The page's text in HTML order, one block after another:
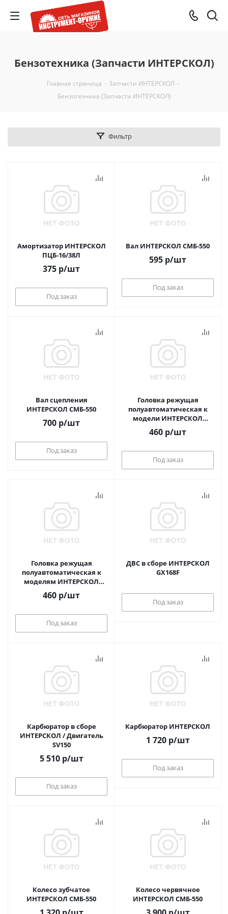
Бензотехника (Запчасти ИНТЕРСКОЛ)
Главная страница - Запчасти ИНТЕРСКОЛ -
Бензотехника (Запчасти ИНТЕРСКОЛ)
Фильтр
Амортизатор ИНТЕРСКОЛ
ПЦБ-16/38Л
375 р/шт
Под заказ
Вал ИНТЕРСКОЛ СМБ-550
595 р/шт
Под заказ
Вал сцепления
ИНТЕРСКОЛ СМБ-550
700 р/шт
Под заказ
Головка режущая
полуавтоматическая к
модели ИНТЕРСКОЛ
МКЭ-35/1000
460 р/шт
Под заказ
Головка режущая
полуавтоматическая к
моделям ИНТЕРСКОЛ
МКБ-43/33, МКБ-43/25
460 р/шт
Под заказ
ДВС в сборе ИНТЕРСКОЛ
GX168F
Под заказ
Карбюратор в сборе
ИНТЕРСКОЛ / Двигатель
SV150
5 510р/шт
Под заказ
Карбюратор ИНТЕРСКОЛ
1 720р/шт
Под заказ
Колесо зубчатое
ИНТЕРСКОЛ СМБ-550
Колесо червячное
ИНТЕРСКОЛ СМБ-550